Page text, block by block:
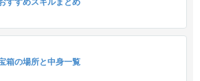
箱の場所と中身一覧